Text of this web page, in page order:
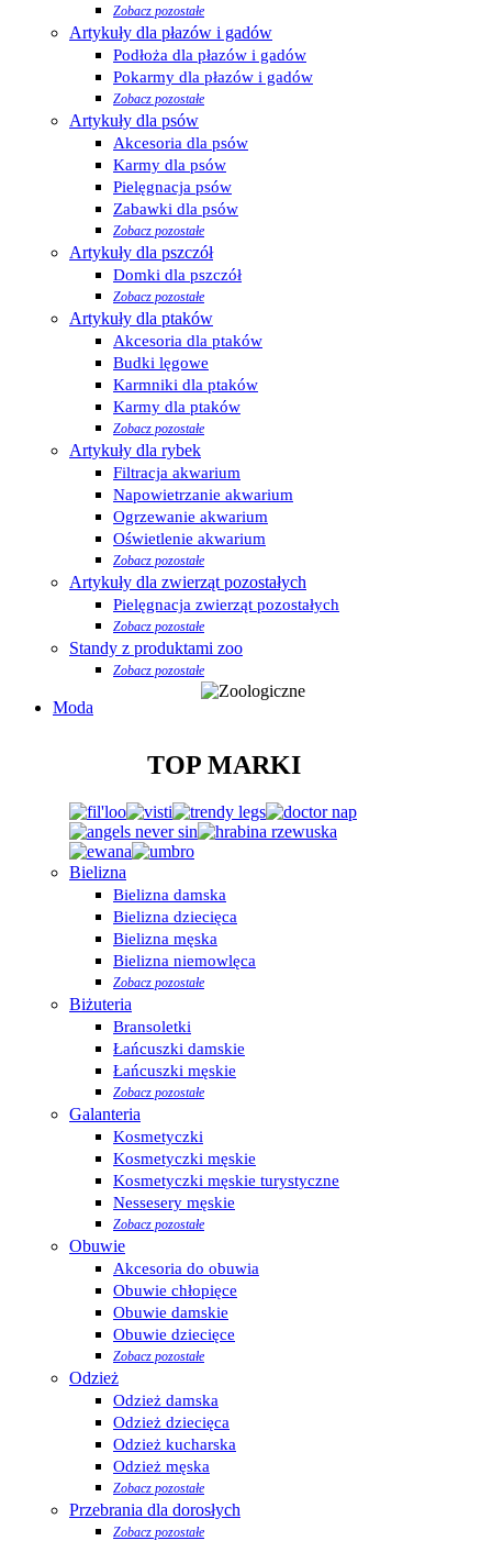
Zobacz pozostałe
Artykuły dla płazów i gadów
Podłoża dla płazów i gadów
Pokarmy dla płazów i gadów
Zobacz pozostałe
Artykuły dla psów
Akcesoria dla psów
Karmy dla psów
Pielęgnacja psów
Zabawki dla psów
Zobacz pozostałe
Artykuły dla pszczół
Domki dla pszczół
Zobacz pozostałe
Artykuły dla ptaków
Akcesoria dla ptaków
Budki lęgowe
Karmniki dla ptaków
Karmy dla ptaków
Zobacz pozostałe
Artykuły dla rybek
Filtracja akwarium
Napowietrzanie akwarium
Ogrzewanie akwarium
Oświetlenie akwarium
Zobacz pozostałe
Artykuły dla zwierząt pozostałych
Pielęgnacja zwierząt pozostałych
Zobacz pozostałe
Standy z produktami zoo
Zobacz pozostałe
Moda
TOP MARKI
Bielizna
Bielizna damska
Bielizna dziecięca
Bielizna męska
Bielizna niemowlęca
Zobacz pozostałe
Biżuteria
Bransoletki
Łańcuszki damskie
Łańcuszki męskie
Zobacz pozostałe
Galanteria
Kosmetyczki
Kosmetyczki męskie
Kosmetyczki męskie turystyczne
Nessesery męskie
Zobacz pozostałe
Obuwie
Akcesoria do obuwia
Obuwie chłopięce
Obuwie damskie
Obuwie dziecięce
Zobacz pozostałe
Odzież
Odzież damska
Odzież dziecięca
Odzież kucharska
Odzież męska
Zobacz pozostałe
Przebrania dla dorosłych
Zobacz pozostałe